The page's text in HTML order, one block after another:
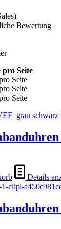
Bewertung
pro Seite
Seite
Seite
Seite
Details